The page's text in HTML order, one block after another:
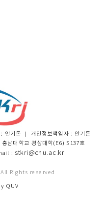
안기돈 ｜ 개인정보책임자 : 안기돈
남대학교 경상대학(E6) S137호
: stkri@cnu.ac.kr
All Rights reserved
QUV